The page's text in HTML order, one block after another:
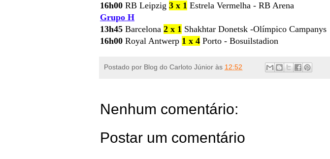
16h00 RB Leipzig 3 x 1 Estrela Vermelha - RB Arena
Grupo H
13h45 Barcelona 2 x 1 Shakhtar Donetsk -Olímpico Campanys
16h00 Royal Antwerp 1 x 4 Porto - Bosuilstadion
Postado por Blog do Carloto Júnior às 12:52
Nenhum comentário:
Postar um comentário